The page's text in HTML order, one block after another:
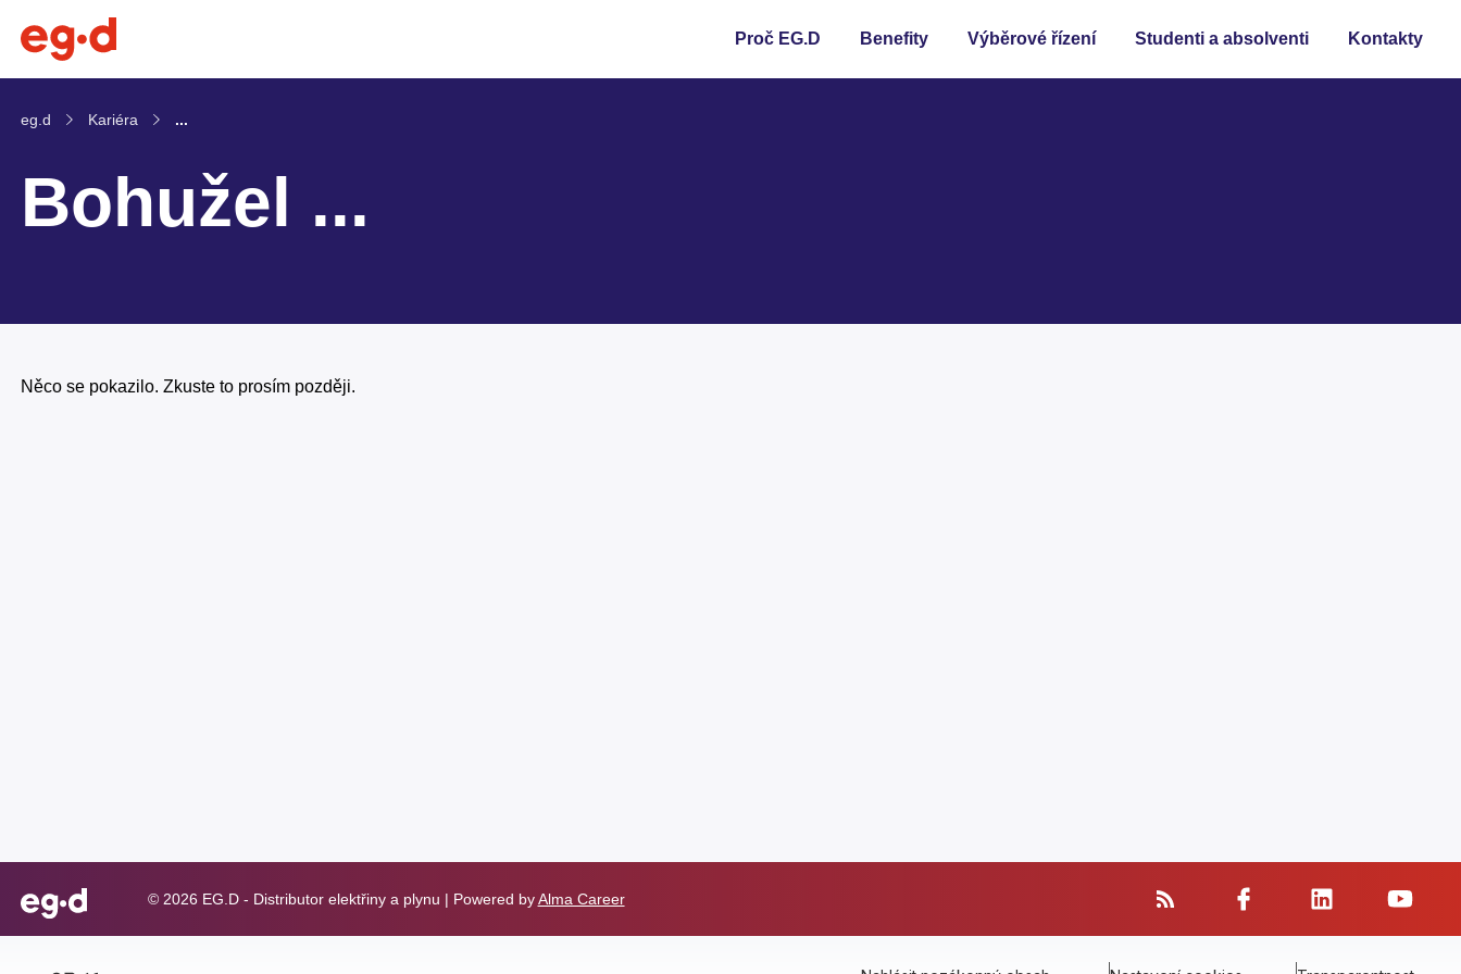
Proč EG.D Benefity Výběrové řízení Studenti a absolventi Kontakty
eg.d Kariéra ...
Bohužel ...
Něco se pokazilo. Zkuste to prosím později.
© 2026 EG.D - Distributor elektřiny a plynu | Powered byAlma Career